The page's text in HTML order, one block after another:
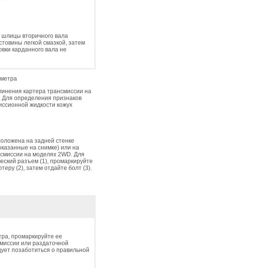
шлицы вторичного вала
легкой смазкой, затем
карданного вала не
картера трансмиссии на
Для определения признаков
жидкости кожух
на задней стенке
на снимке) или на
на моделях 2WD. Для
разъем (1), промаркируйте
(2), затем отдайте болт (3).
промаркируйте ее
или раздаточной
позаботиться о правильной